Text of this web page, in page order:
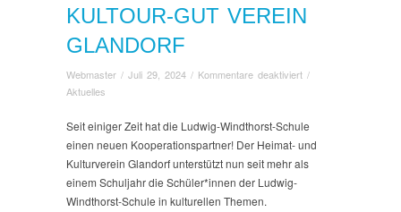
KULTOUR-GUT VEREIN
GLANDORF
Webmaster / Juli 29, 2024 / Kommentare deaktiviertfür
wir
unterstützen!“
–
/
Aktuelles
Seit einiger Zeit hat die Ludwig-Windthorst-Schule
einen neuen Kooperationspartner! Der Heimat- und
Kulturverein Glandorf unterstützt nun seit mehr als
einem Schuljahr die Schüler*innen der Ludwig-
Windthorst-Schule in kulturellen Themen.